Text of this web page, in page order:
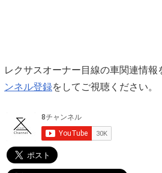
レクサスオーナー目線の車関連情報
ンネル登録をしてご視聴ください。